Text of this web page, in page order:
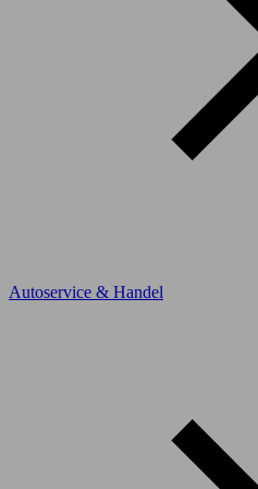
Autoservice & Handel